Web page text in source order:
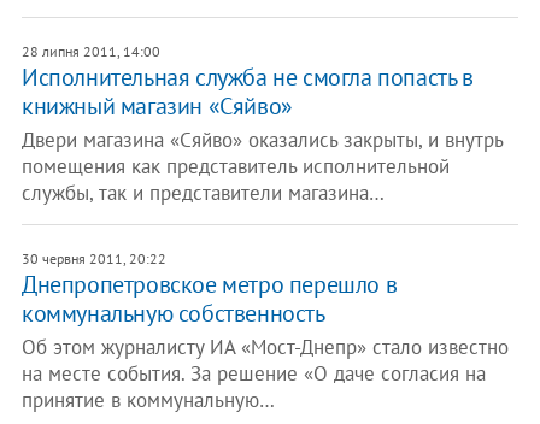
28 липня 2011, 14:00
Исполнительная служба не смогла попасть в
книжный магазин «Сяйво»
Двери магазина «Сяйво» оказались закрыты, и внутрь
помещения как представитель исполнительной
службы, так и представители магазина…
30 червня 2011, 20:22
Днепропетровское метро перешло в
коммунальную собственность
Об этом журналисту ИА «Мост-Днепр» стало известно
на месте события. За решение «О даче согласия на
принятие в коммунальную…